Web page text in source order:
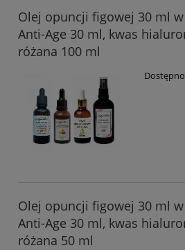
Olej opuncji figowej 30 ml
Anti-Age 30 ml, kwas
różana 100 ml
Olej opuncji figowej 30 ml
Anti-Age 30 ml, kwas
różana 50 ml